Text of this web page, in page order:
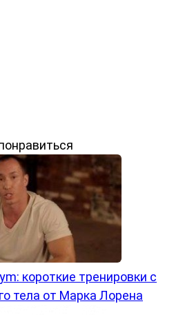
короткие тренировки с
тела от Марка Лорена